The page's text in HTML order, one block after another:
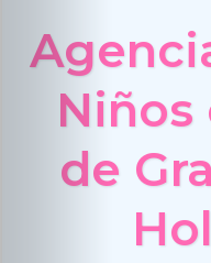
Niños
de